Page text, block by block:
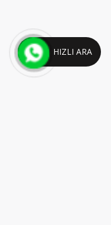
HIZLI ARA